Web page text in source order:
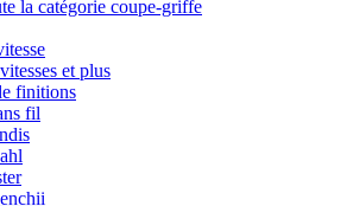
la catégorie coupe-griffe
et plus
finitions
fil